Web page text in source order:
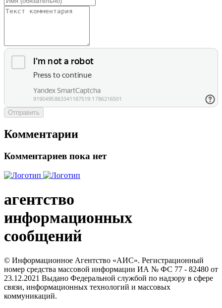
Отправить
Комментарии
Комментариев пока нет
агентство
информационных
сообщений
© Информационное Агентство «АИС». Регистрационный
номер средства массовой информации ИА № ФС 77 - 82480 от
23.12.2021 Выдано Федеральной службой по надзору в сфере
связи, информационных технологий и массовых
коммуникаций.